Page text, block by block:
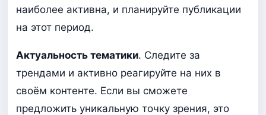
наиболее активна, и планируйте публикации
на этот период.
Актуальность тематики. Следите за
трендами и активно реагируйте на них в
своём контенте. Если вы сможете
предложить уникальную точку зрения, это